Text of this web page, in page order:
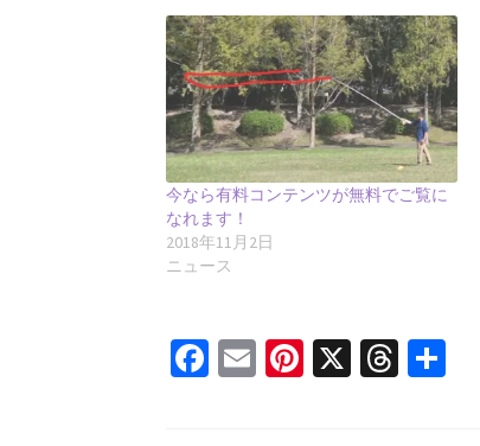
今なら有料コンテンツが無料でご覧に
なれます！
2018年11月2日
ニュース
Fa E
Pi X
T